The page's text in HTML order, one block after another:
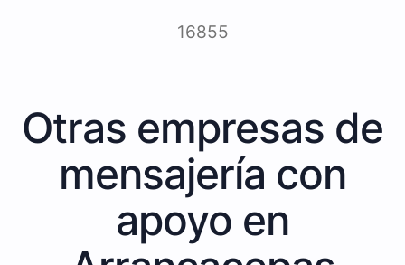
16855
Otras empresas de
mensajería con
apoyo en